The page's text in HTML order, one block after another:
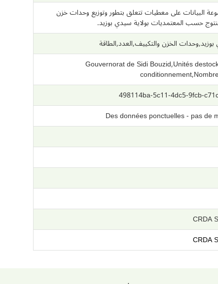
البيانات على معطيات تتعلق بتطور وتوزيع وحدات خزن
حسب المعتمديات بولاية سيدي بوزيد.
الخزن والتكييف,العدد,الطاقة
Gouvernorat de Sidi Bouzid,Unités
498114ba-5c11-4dc5-9fcb-
Des données ponctuelles - pas de
CRDA
CRDA